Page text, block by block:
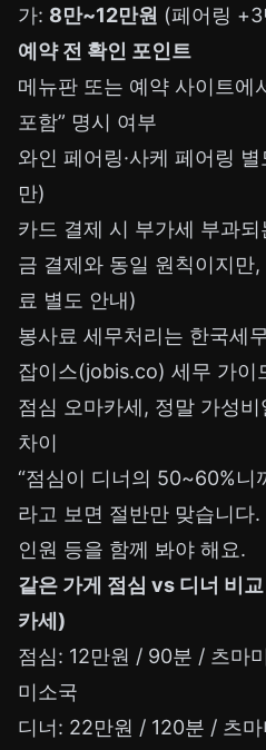
가: 8만~12만원 (페어링
예약 전 확인 포인트
메뉴판 또는 예약 사이트에
포함” 명시 여부
와인 페어링·사케 페어링
만)
카드 결제 시 부가세 부과
금 결제와 동일 원칙이지만
료 별도 안내)
봉사료 세무처리는 한국세
잡이스(jobis.co) 세무 가이
점심 오마카세, 정말 가성
차이
“점심이 디너의 50~60%니
라고 보면 절반만 맞습니다.
인원 등을 함께 봐야 해요.
같은 가게 점심 vs 디너 비
카세)
점심: 12만원 / 90분 / 츠마
미소국
디너: 22만원 / 120분 / 츠